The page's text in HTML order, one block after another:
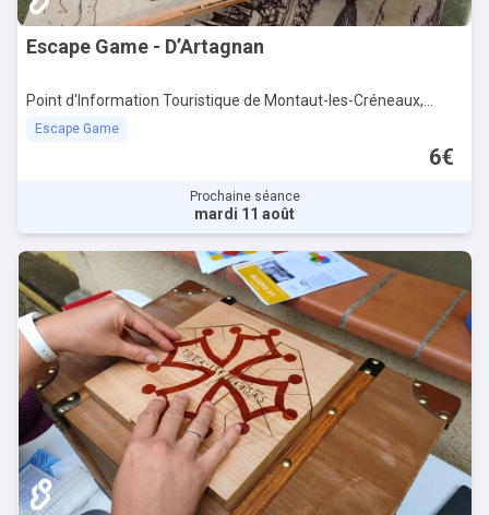
Escape Game - D’Artagnan
Point d'Information Touristique de Montaut-les-Créneaux,
Escape Game
6€
Prochaine séance
mardi 11 août